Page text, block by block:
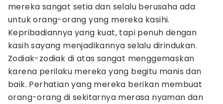
mereka sangat setia dan selalu berusaha ada
untuk orang-orang yang mereka kasihi.
Kepribadiannya yang kuat, tapi penuh dengan
kasih sayang menjadikannya selalu dirindukan.
Zodiak-zodiak di atas sangat menggemaskan
karena perilaku mereka yang begitu manis dan
baik. Perhatian yang mereka berikan membuat
orang-orang di sekitarnya merasa nyaman dan